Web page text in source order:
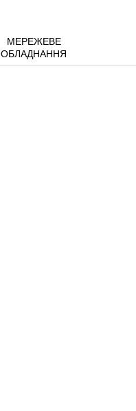
МЕРЕЖЕВЕ
ОБЛАДНАННЯ